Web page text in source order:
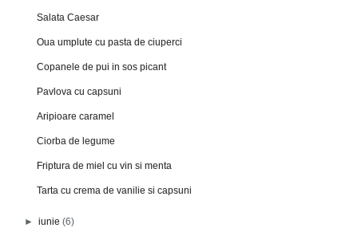
Salata Caesar
Oua umplute cu pasta de ciuperci
Copanele de pui in sos picant
Pavlova cu capsuni
Aripioare caramel
Ciorba de legume
Friptura de miel cu vin si menta
Tarta cu crema de vanilie si capsuni
►iunie(6)